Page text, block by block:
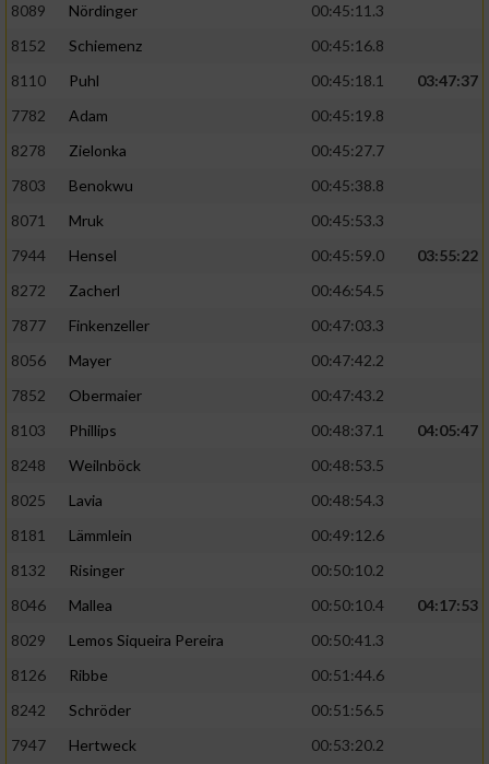
8089
Nördinger
00:45:11.3
8152
Schiemenz
00:45:16.8
8110
Puhl 00:45:18.1
03:47:37
7782
Adam
00:45:19.8
8278
Zielonka
00:45:27.7
7803
Benokwu
00:45:38.8
8071
Mruk
00:45:53.3
7944
Hensel 00:45:59.0
03:55:22
8272
Zacherl
00:46:54.5
7877
Finkenzeller
00:47:03.3
8056
Mayer
00:47:42.2
7852
Obermaier
00:47:43.2
8103
Phillips 00:48:37.1
04:05:47
8248
Weilnböck
00:48:53.5
8025
Lavia
00:48:54.3
8181
Lämmlein
00:49:12.6
8132
Risinger
00:50:10.2
8046
Mallea 00:50:10.4
04:17:53
8029
Lemos Siqueira Pereira
00:50:41.3
8126
Ribbe
00:51:44.6
8242
Schröder
00:51:56.5
7947
Hertweck
00:53:20.2